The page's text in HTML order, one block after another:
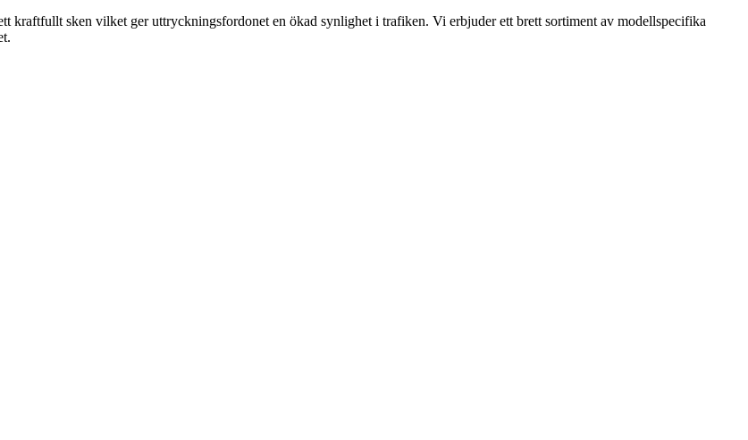
kraftfullt sken vilket ger uttryckningsfordonet en ökad synlighet i trafiken. Vi erbjuder ett brett sortiment av modellspecifika